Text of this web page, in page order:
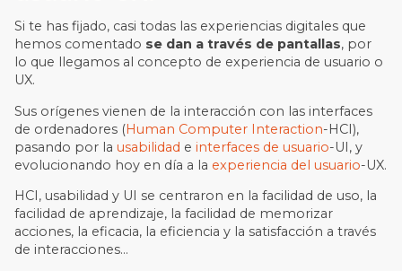
Si te has fijado, casi todas las experiencias digitales que
hemos comentado se dan a través de pantallas, por
lo que llegamos al concepto de experiencia de usuario o
UX.
Sus orígenes vienen de la interacción con las interfaces
de ordenadores (Human Computer Interaction-HCI),
pasando por lausabilidad einterfaces de usuario-UI, y
evolucionando hoy en día a la experiencia del usuario-UX.
HCI, usabilidad y UI se centraron en la facilidad de uso, la
facilidad de aprendizaje, la facilidad de memorizar
acciones, la eficacia, la eficiencia y la satisfacción a través
de interacciones...